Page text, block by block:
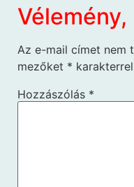
Az e-mail címet nem
mezőket *
Hozzászólás *